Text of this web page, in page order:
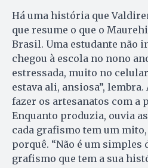
Há uma história que
que resume o que o
Brasil. Uma estudante não
chegou à escola no nono
estressada, muito no
estava ali, ansiosa”,
fazer os artesanatos com a
Enquanto produzia, ouvia
cada grafismo tem um
porquê. “Não é um simples
grafismo que tem a sua